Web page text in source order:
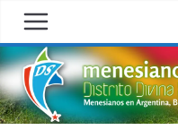
Skip
content